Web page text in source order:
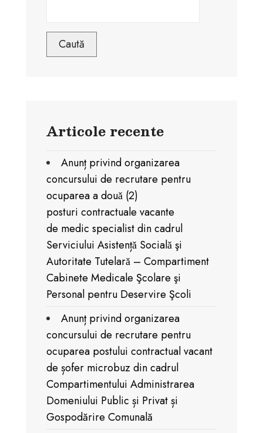
Caută
Articole recente
Anunț privind organizarea
concursului de recrutare pentru
ocuparea a douǎ (2)
posturi contractuale vacante
de medic specialist din cadrul
Serviciului Asistențǎ Socialǎ şi
Autoritate Tutelarǎ – Compartiment
Cabinete Medicale Şcolare şi
Personal pentru Deservire Şcoli
Anunț privind organizarea
concursului de recrutare pentru
ocuparea postului contractual vacant
de șofer microbuz din cadrul
Compartimentului Administrarea
Domeniului Public și Privat și
Gospodărire Comunală